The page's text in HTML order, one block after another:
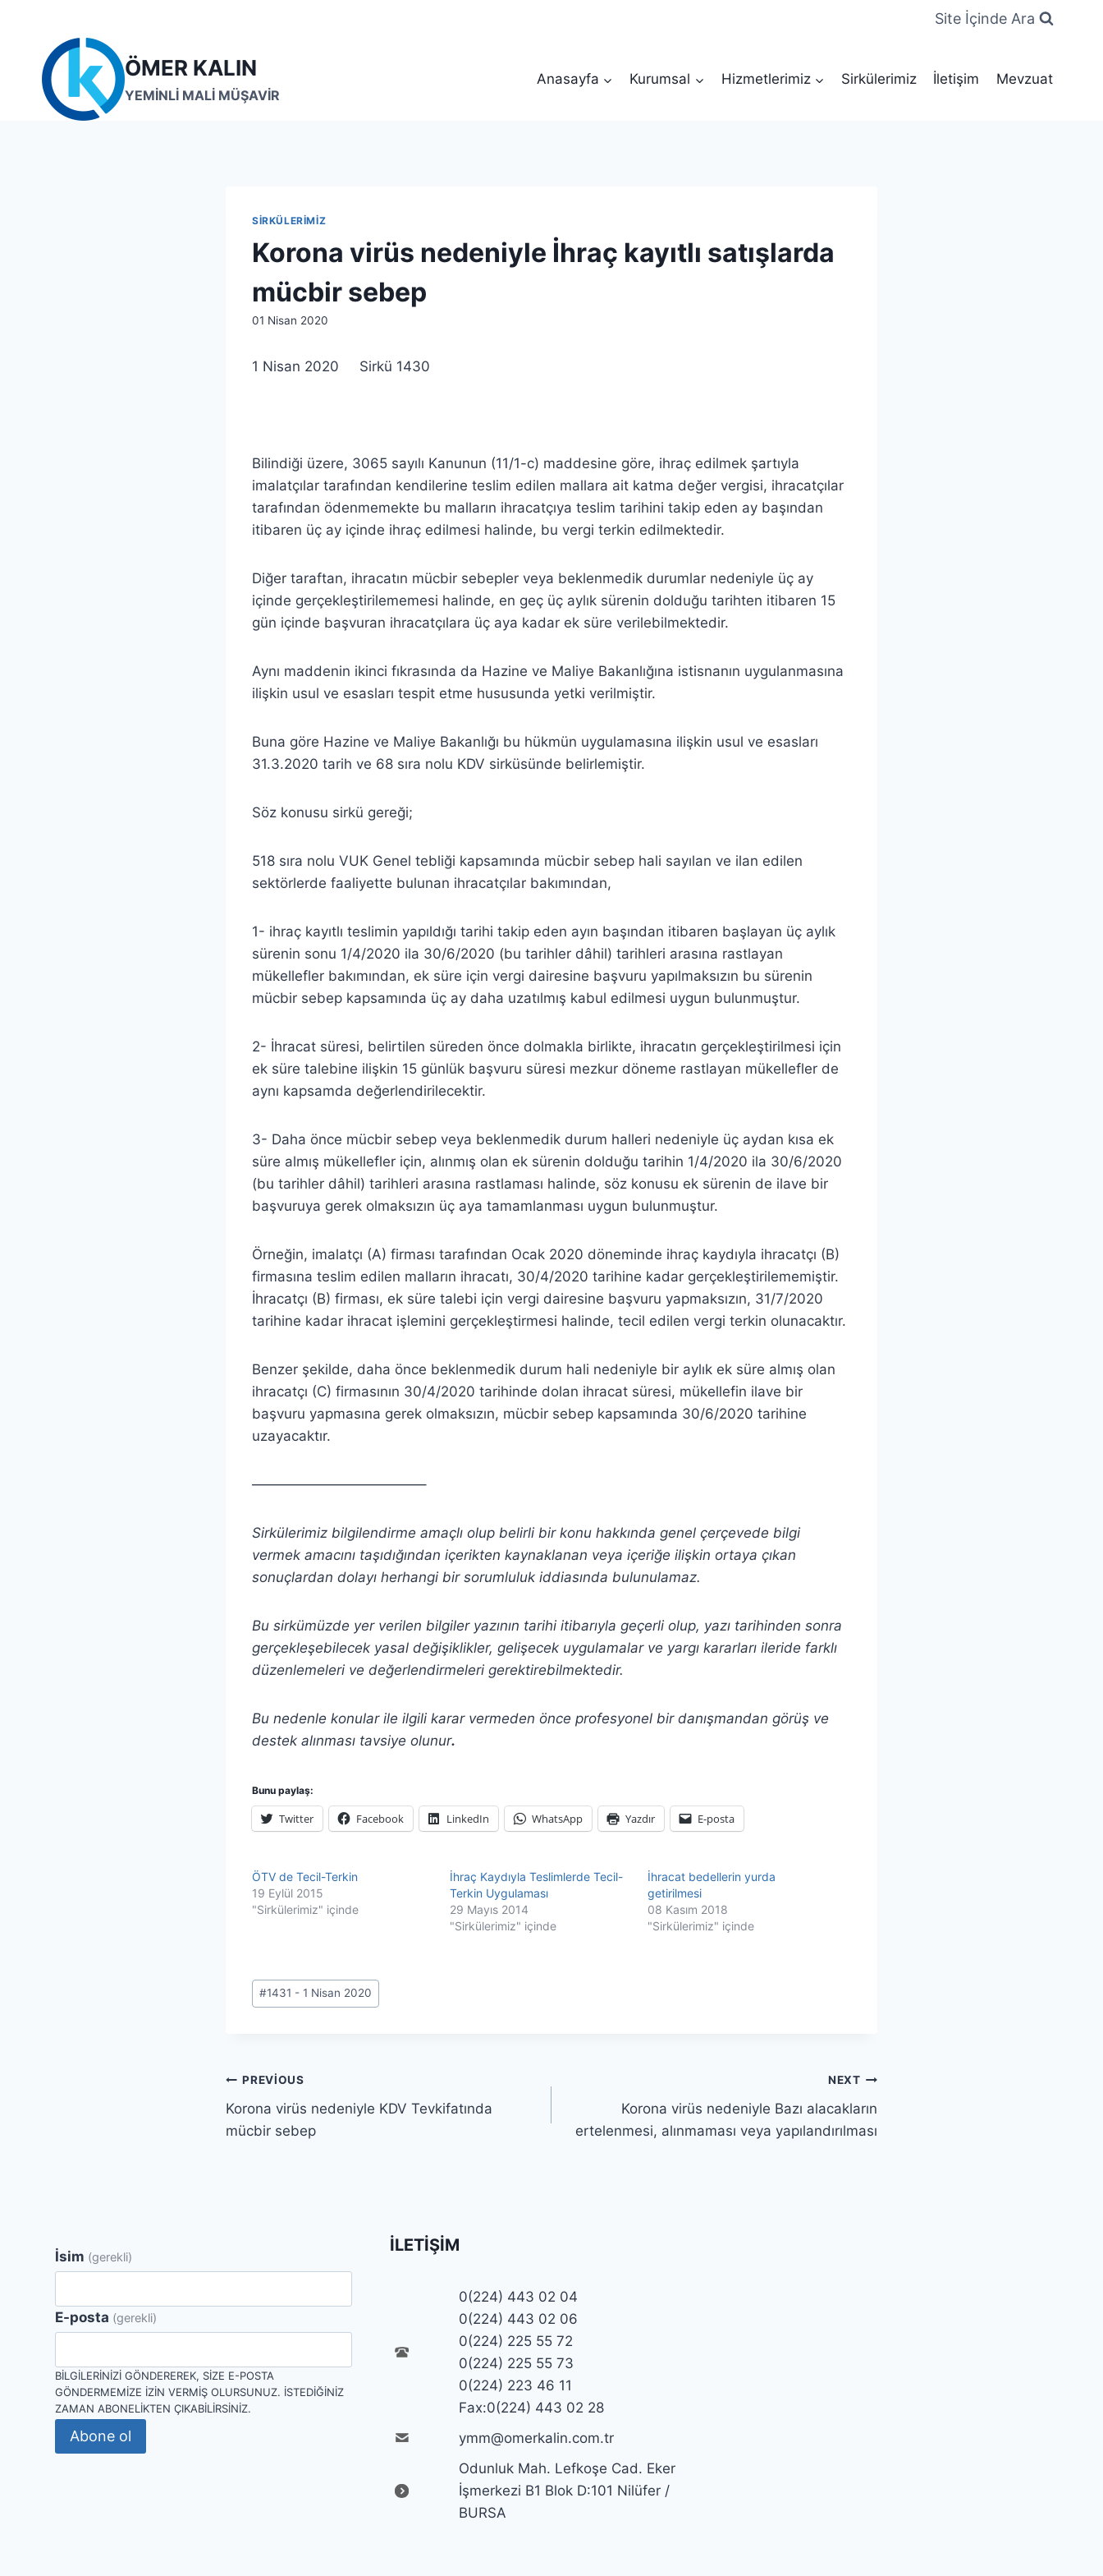
content
Site İçinde Ara
ÖMER KALIN
YEMİNLİ MALİ MÜŞAVİR
Anasayfa Kurumsal Hizmetlerimiz Sirkülerimiz İletişim Mevzuat
SIRKÜLERIMIZ
Korona virüs nedeniyle İhraç kayıtlı satışlarda
mücbir sebep
By
01 Nisan 2020
1 Nisan 2020 Sirkü 1430
Bilindiği üzere, 3065 sayılı Kanunun (11/1-c) maddesine göre, ihraç edilmek şartıyla
imalatçılar tarafından kendilerine teslim edilen mallara ait katma değer vergisi, ihracatçılar
tarafından ödenmemekte bu malların ihracatçıya teslim tarihini takip eden ay başından
itibaren üç ay içinde ihraç edilmesi halinde, bu vergi terkin edilmektedir.
Diğer taraftan, ihracatın mücbir sebepler veya beklenmedik durumlar nedeniyle üç ay
içinde gerçekleştirilememesi halinde, en geç üç aylık sürenin dolduğu tarihten itibaren 15
gün içinde başvuran ihracatçılara üç aya kadar ek süre verilebilmektedir.
Aynı maddenin ikinci fıkrasında da Hazine ve Maliye Bakanlığına istisnanın uygulanmasına
ilişkin usul ve esasları tespit etme hususunda yetki verilmiştir.
Buna göre Hazine ve Maliye Bakanlığı bu hükmün uygulamasına ilişkin usul ve esasları
31.3.2020 tarih ve 68 sıra nolu KDV sirküsünde belirlemiştir.
Söz konusu sirkü gereği;
518 sıra nolu VUK Genel tebliği kapsamında mücbir sebep hali sayılan ve ilan edilen
sektörlerde faaliyette bulunan ihracatçılar bakımından,
1- ihraç kayıtlı teslimin yapıldığı tarihi takip eden ayın başından itibaren başlayan üç aylık
sürenin sonu 1/4/2020 ila 30/6/2020 (bu tarihler dâhil) tarihleri arasına rastlayan
mükellefler bakımından, ek süre için vergi dairesine başvuru yapılmaksızın bu sürenin
mücbir sebep kapsamında üç ay daha uzatılmış kabul edilmesi uygun bulunmuştur.
2- İhracat süresi, belirtilen süreden önce dolmakla birlikte, ihracatın gerçekleştirilmesi için
ek süre talebine ilişkin 15 günlük başvuru süresi mezkur döneme rastlayan mükellefler de
aynı kapsamda değerlendirilecektir.
3- Daha önce mücbir sebep veya beklenmedik durum halleri nedeniyle üç aydan kısa ek
süre almış mükellefler için, alınmış olan ek sürenin dolduğu tarihin 1/4/2020 ila 30/6/2020
(bu tarihler dâhil) tarihleri arasına rastlaması halinde, söz konusu ek sürenin de ilave bir
başvuruya gerek olmaksızın üç aya tamamlanması uygun bulunmuştur.
Örneğin, imalatçı (A) firması tarafından Ocak 2020 döneminde ihraç kaydıyla ihracatçı (B)
firmasına teslim edilen malların ihracatı, 30/4/2020 tarihine kadar gerçekleştirilememiştir.
İhracatçı (B) firması, ek süre talebi için vergi dairesine başvuru yapmaksızın, 31/7/2020
tarihine kadar ihracat işlemini gerçekleştirmesi halinde, tecil edilen vergi terkin olunacaktır.
Benzer şekilde, daha önce beklenmedik durum hali nedeniyle bir aylık ek süre almış olan
ihracatçı (C) firmasının 30/4/2020 tarihinde dolan ihracat süresi, mükellefin ilave bir
başvuru yapmasına gerek olmaksızın, mücbir sebep kapsamında 30/6/2020 tarihine
uzayacaktır.
————————————–
Sirkülerimiz bilgilendirme amaçlı olup belirli bir konu hakkında genel çerçevede bilgi
vermek amacını taşıdığından içerikten kaynaklanan veya içeriğe ilişkin ortaya çıkan
sonuçlardan dolayı herhangi bir sorumluluk iddiasında bulunulamaz.
Bu sirkümüzde yer verilen bilgiler yazının tarihi itibarıyla geçerli olup, yazı tarihinden sonra
gerçekleşebilecek yasal değişiklikler, gelişecek uygulamalar ve yargı kararları ileride farklı
düzenlemeleri ve değerlendirmeleri gerektirebilmektedir.
Bu nedenle konular ile ilgili karar vermeden önce profesyonel bir danışmandan görüş ve
destek alınması tavsiye olunur.
Bunu paylaş:
Twitter Facebook LinkedIn WhatsApp Yazdır E-posta
ÖTV de Tecil-Terkin
19 Eylül 2015
"Sirkülerimiz" içinde
İhraç Kaydıyla Teslimlerde Tecil-
Terkin Uygulaması
29 Mayıs 2014
"Sirkülerimiz" içinde
İhracat bedellerin yurda
getirilmesi
08 Kasım 2018
"Sirkülerimiz" içinde
Post
Tags:
#1431 - 1 Nisan 2020
Yazı
gezinmesi
PREVIOUS
Korona virüs nedeniyle KDV Tevkifatında
mücbir sebep
NEXT
Korona virüs nedeniyle Bazı alacakların
ertelenmesi, alınmaması veya yapılandırılması
İsim (gerekli)
E-posta (gerekli)
BILGILERINIZI GÖNDEREREK, SIZE E-POSTA
GÖNDERMEMIZE IZIN VERMIŞ OLURSUNUZ. İSTEDIĞINIZ
ZAMAN ABONELIKTEN ÇIKABILIRSINIZ.
Abone ol
İLETIŞIM
0(224) 443 02 04
0(224) 443 02 06
0(224) 225 55 72
0(224) 225 55 73
0(224) 223 46 11
Fax:0(224) 443 02 28
ymm@omerkalin.com.tr
Odunluk Mah. Lefkoşe Cad. Eker
İşmerkezi B1 Blok D:101 Nilüfer /
BURSA